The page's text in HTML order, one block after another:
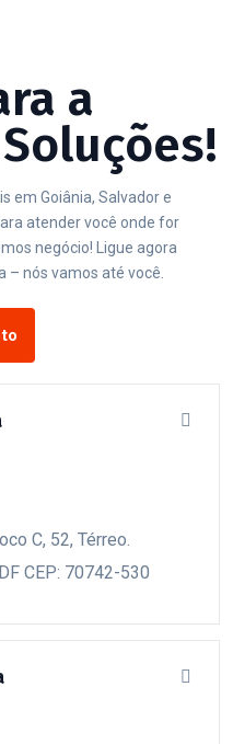
a
em Goiânia, Salvador e
atender você onde for
negócio! Ligue agora
– nós vamos até você.
C, 52, Térreo.
CEP: 70742-530